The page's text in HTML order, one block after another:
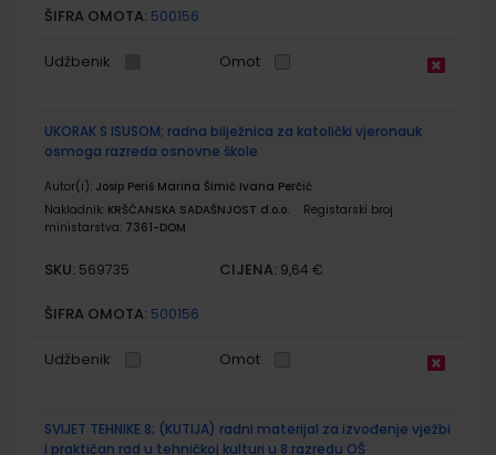
ŠIFRA OMOTA: 500156
Udžbenik Omot
UKORAK S ISUSOM; radna bilježnica za katolički vjeronauk
osmoga razreda osnovne škole
Autor(i): Josip Periš Marina Šimić Ivana Perčić
Nakladnik: KRŠĆANSKA SADAŠNJOST d.o.o.
Registarski broj
ministarstva: 7361-DOM
SKU: 569735 CIJENA: 9,64 €
ŠIFRA OMOTA: 500156
Udžbenik Omot
SVIJET TEHNIKE 8; (KUTIJA) radni materijal za izvođenje vježbi
i praktičan rad u tehničkoj kulturi u 8.razredu OŠ